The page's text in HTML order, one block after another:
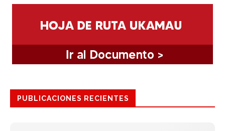
PUBLICACIONES RECIENTES